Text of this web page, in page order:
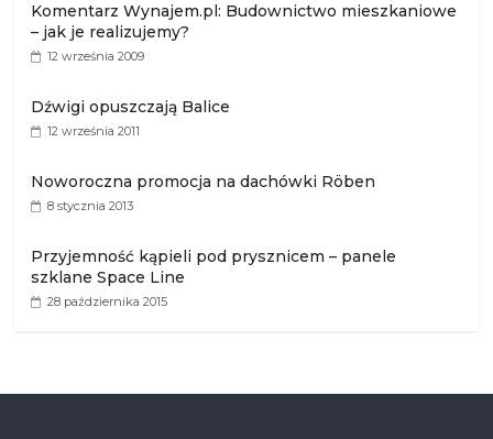
Komentarz Wynajem.pl: Budownictwo mieszkaniowe
– jak je realizujemy?
12 września 2009
Dźwigi opuszczają Balice
12 września 2011
Noworoczna promocja na dachówki Röben
8 stycznia 2013
Przyjemność kąpieli pod prysznicem – panele
szklane Space Line
28 października 2015